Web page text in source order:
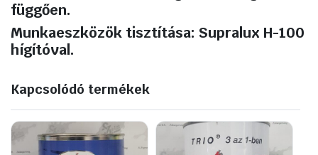
függően.
Munkaeszközök tisztítása: Supralux H-100
hígítóval.
Kapcsolódó termékek